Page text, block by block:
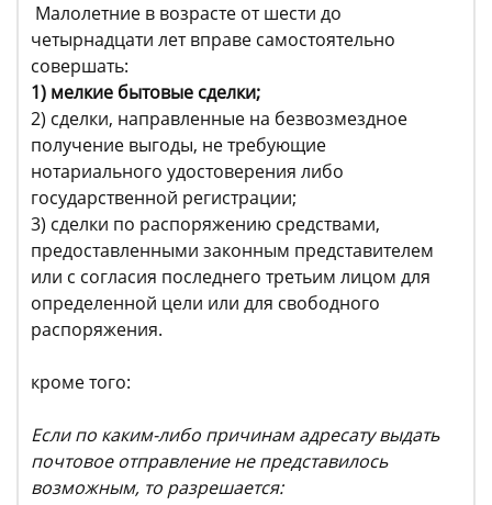
Малолетние в возрасте от шести до
четырнадцати лет вправе самостоятельно
совершать:
1) мелкие бытовые сделки;
2) сделки, направленные на безвозмездное
получение выгоды, не требующие
нотариального удостоверения либо
государственной регистрации;
3) сделки по распоряжению средствами,
предоставленными законным представителем
или с согласия последнего третьим лицом для
определенной цели или для свободного
распоряжения.
кроме того:
Если по каким-либо причинам адресату выдать
почтовое отправление не представилось
возможным, то разрешается: